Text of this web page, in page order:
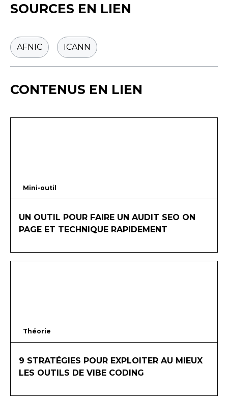
SOURCES EN LIEN
AFNIC ICANN
CONTENUS EN LIEN
Mini-outil
UN OUTIL POUR FAIRE UN AUDIT SEO ON
PAGE ET TECHNIQUE RAPIDEMENT
Théorie
9 STRATÉGIES POUR EXPLOITER AU MIEUX
LES OUTILS DE VIBE CODING